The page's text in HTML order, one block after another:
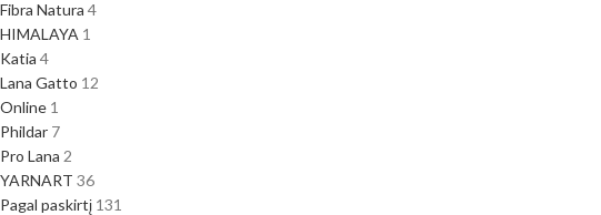
Fibra Natura 4
HIMALAYA 1
Katia 4
Lana Gatto 12
Online 1
Phildar 7
Pro Lana 2
YARNART 36
Pagal paskirtį 131